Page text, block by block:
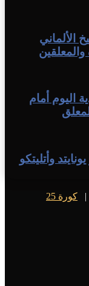
الألماني
والمعلقين
اليوم أمام
وأتليتكو
كورة 25